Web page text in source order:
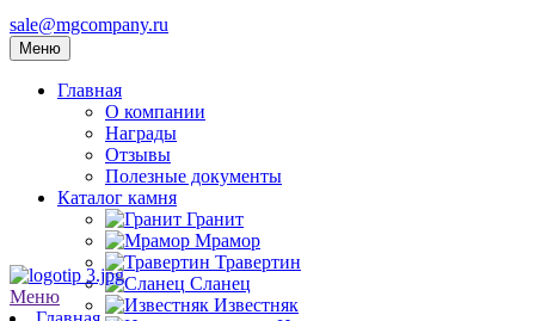
sale@mgcompany.ru
Меню
Главная
О компании
Награды
Отзывы
Полезные документы
Каталог камня
Гранит
Мрамор
Травертин
Сланец
Известняк
Меню